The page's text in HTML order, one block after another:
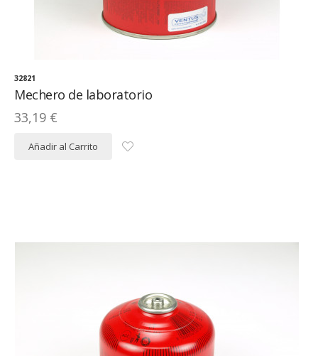
32821
Mechero de laboratorio
33,19 €
Añadir al Carrito